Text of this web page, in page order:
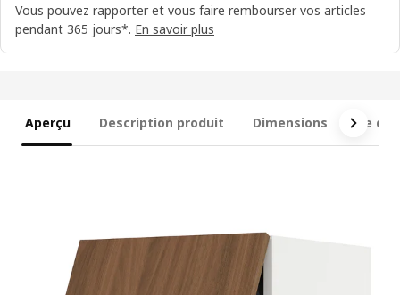
Vous pouvez rapporter et vous faire rembourser vos articles
pendant 365 jours*. En savoir plus
Aperçu Description produit Dimensions Ce